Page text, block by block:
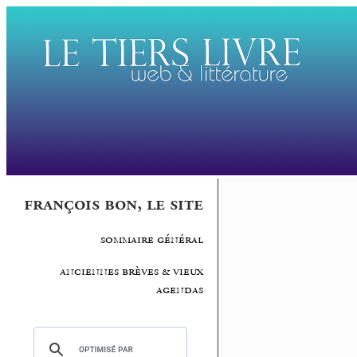
françois bon, le site
sommaire général
anciennes brèves & vieux
agendas